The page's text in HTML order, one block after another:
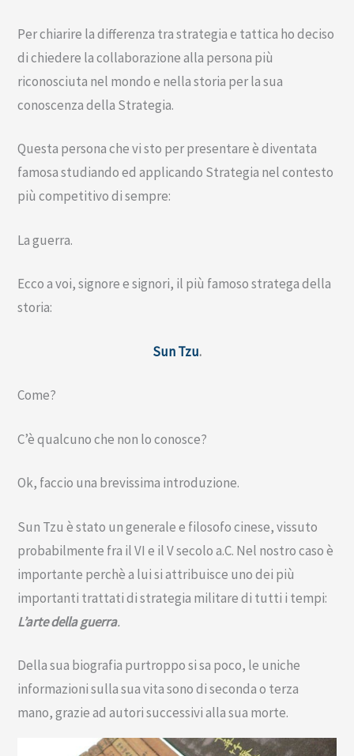
Per chiarire la differenza tra strategia e tattica ho deciso
di chiedere la collaborazione alla persona più
riconosciuta nel mondo e nella storia per la sua
conoscenza della Strategia.
Questa persona che vi sto per presentare è diventata
famosa studiando ed applicando Strategia nel contesto
più competitivo di sempre:
La guerra.
Ecco a voi, signore e signori, il più famoso stratega della
storia:
Sun Tzu.
Come?
C’è qualcuno che non lo conosce?
Ok, faccio una brevissima introduzione.
Sun Tzu è stato un generale e filosofo cinese, vissuto
probabilmente fra il VI e il V secolo a.C. Nel nostro caso è
importante perchè a lui si attribuisce uno dei più
importanti trattati di strategia militare di tutti i tempi:
L’arte della guerra.
Della sua biografia purtroppo si sa poco, le uniche
informazioni sulla sua vita sono di seconda o terza
mano, grazie ad autori successivi alla sua morte.